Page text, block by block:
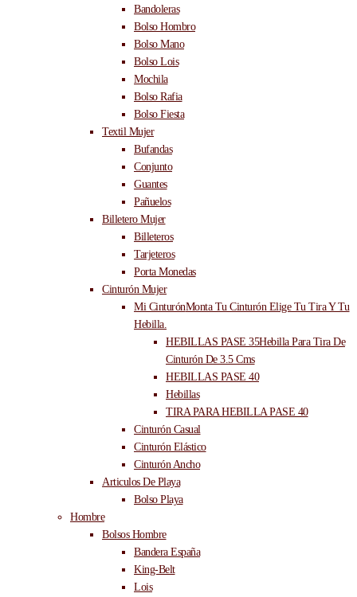
Bandoleras
Bolso Hombro
Bolso Mano
Bolso Lois
Mochila
Bolso Rafia
Bolso Fiesta
Textil Mujer
Bufandas
Conjunto
Guantes
Pañuelos
Billetero Mujer
Billeteros
Tarjeteros
Porta Monedas
Cinturón Mujer
Mi CinturónMonta Tu Cinturón Elige Tu Tira Y Tu
Hebilla.
HEBILLAS PASE 35Hebilla Para Tira De
Cinturón De 3.5 Cms
HEBILLAS PASE 40
Hebillas
TIRA PARA HEBILLA PASE 40
Cinturón Casual
Cinturón Elástico
Cinturón Ancho
Articulos De Playa
Bolso Playa
Hombre
Bolsos Hombre
Bandera España
King-Belt
Lois